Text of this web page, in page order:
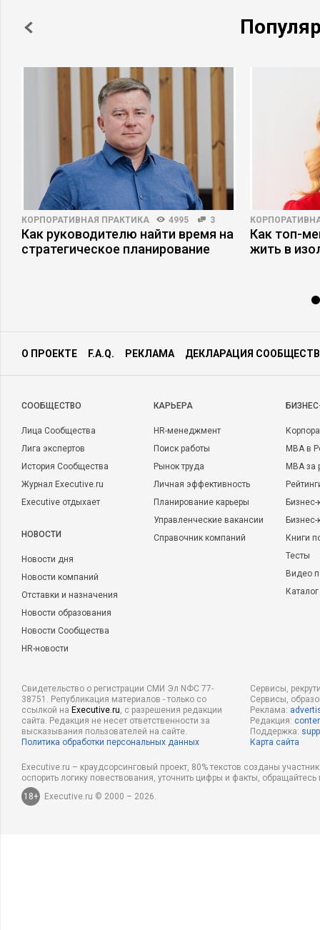
КОРПОРАТИВНАЯ ПРАКТИКА 4995 3
Как руководителю найти время на
стратегическое планирование
Как топ-
жить в
О ПРОЕКТЕ F.A.Q. РЕКЛАМА ДЕКЛАРАЦИЯ
CООБЩЕСТВО
Лица Сообщества
Лига экспертов
История Сообщества
Журнал Executive.ru
Executive отдыхает
НОВОСТИ
Новости дня
Новости компаний
Отставки и назначения
Новости образования
Новости Сообщества
HR-новости
КАРЬЕРА
HR-менеджмент
Поиск работы
Рынок труда
Личная эффективность
Планирование карьеры
Управленческие вакансии
Справочник компаний
MBA в
MBA
Бизнес-
Книги
Тесты
Видео
Свидетельство о регистрации СМИ Эл NФС 77-
38751. Републикация материалов - только со
ссылкой на Executive.ru, с разрешения редакции
сайта. Редакция не несет ответственности за
высказывания пользователей на сайте.
Политика обработки персональных данных
Сервисы,
Сервисы,
Реклама:
Редакция:
Поддержка:
Карта сайта
Executive.ru – краудсорсинговый проект, 80% текстов созданы
оспорить логику повествования, уточнить цифры и факты,
18+
Executive.ru © 2000 – 2026.